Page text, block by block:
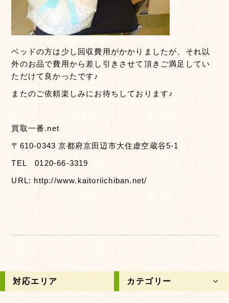
ベッドの方は少し回収費用がかかりましたが、それ以
外のお品で費用から差し引きさせて頂きご満足してい
ただけて良かったです♪
またのご依頼楽しみにお待ちしております♪
買取一番.net
〒610-0343 京都府京田辺市大住虚空蔵谷5-1
TEL 0120-66-3319
URL: http://www.kaitoriichiban.net/
カテゴリー
対応エリア